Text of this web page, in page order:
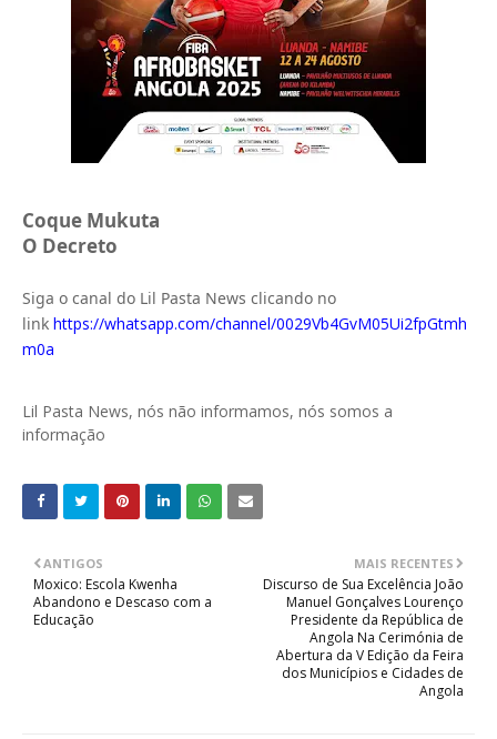
Coque Mukuta
O Decreto
Siga o canal do Lil Pasta News clicando no
link https://whatsapp.com/channel/0029Vb4GvM05Ui2fpGtmh
m0a
Lil Pasta News, nós não informamos, nós somos a
informação
MAIS RECENTES
Discurso de Sua Excelência João
Manuel Gonçalves Lourenço
Presidente da República de
Angola Na Cerimónia de
Abertura da V Edição da Feira
dos Municípios e Cidades de
Angola
ANTIGOS
Moxico: Escola Kwenha
Abandono e Descaso com a
Educação